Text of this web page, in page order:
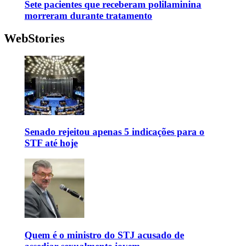
Sete pacientes que receberam polilaminina
morreram durante tratamento
WebStories
Senado rejeitou apenas 5 indicações para o
STF até hoje
Quem é o ministro do STJ acusado de